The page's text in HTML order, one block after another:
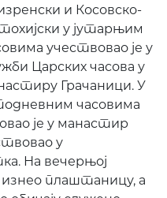
и Косовско-
у јутарњим
учествовао је у
Царских часова у
Грачаници. У
часовима
је у манастир
у
На вечерњој
изнео плаштаницу, а